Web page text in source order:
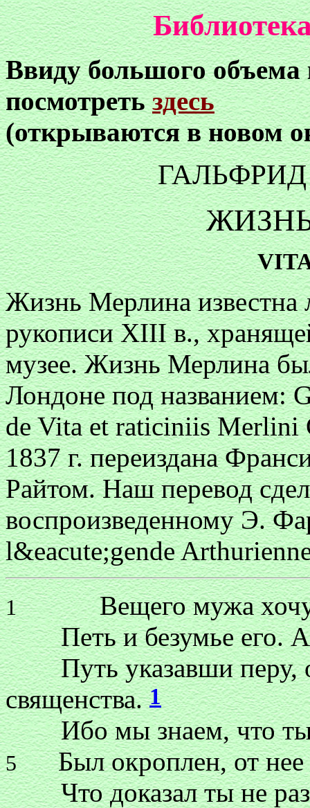
Ввиду большого
посмотретьздесь
(открываются в новом
Жизнь Мерлина известна
рукописи XIII в.,
музее. Жизнь Мерлина
Лондоне под названием:
de Vita et raticiniis Merlini
1837 г. переиздана
Райтом. Наш перевод
воспроизведенному Э.
l&eacute;gende
1Вещего мужа хочу
Петь и безумье его. А
Путь указавши перу, о
священства.1
Ибо мы знаем, что ты
5Был окроплен, от нее
Что доказал ты не раз,